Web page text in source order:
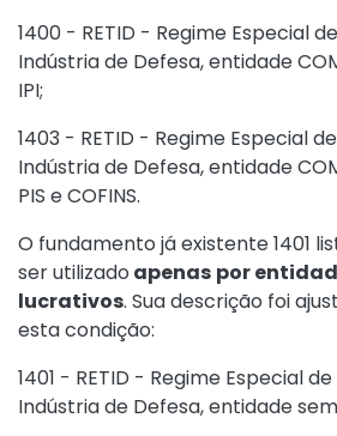
1400 - RETID - Regime Especial
Indústria de Defesa, entidade
IPI;
1403 - RETID - Regime Especial
Indústria de Defesa, entidade
PIS e COFINS.
O fundamento já existente 1401
ser utilizado apenas por
lucrativos. Sua descrição foi
esta condição:
1401 - RETID - Regime Especial
Indústria de Defesa, entidade